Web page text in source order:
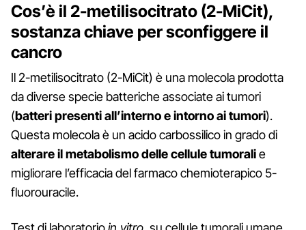
Cos’è il 2-metilisocitrato (2-MiCit),
sostanza chiave per sconfiggere il
cancro
Il 2-metilisocitrato (2-MiCit) è una molecola prodotta
da diverse specie batteriche associate ai tumori
(batteri presenti all’interno e intorno ai tumori).
Questa molecola è un acido carbossilico in grado di
alterare il metabolismo delle cellule tumoralie
migliorare l’efficacia del farmaco chemioterapico 5-
fluorouracile.